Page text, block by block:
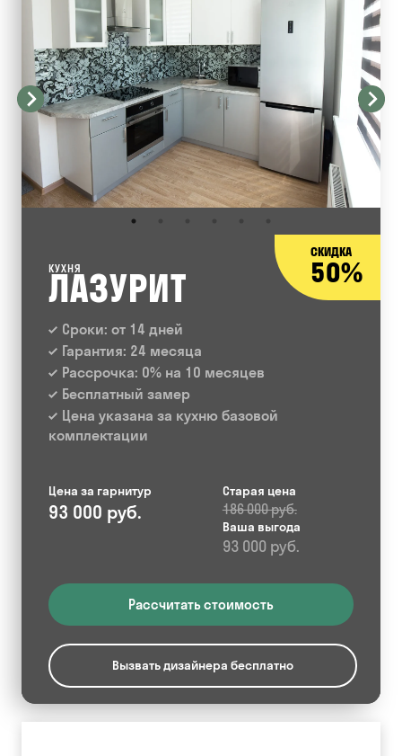
СКИДКА
50%
КУХНЯ
ЛАЗУРИТ
Сроки: от 14 дней
Гарантия: 24 месяца
Рассрочка: 0% на 10 месяцев
Бесплатный замер
Цена указана за кухню базовой
комплектации
Цена за гарнитур
93 000 руб.
Старая цена
186 000 руб.
Ваша выгода
93 000 руб.
Рассчитать стоимость
Вызвать дизайнера бесплатно